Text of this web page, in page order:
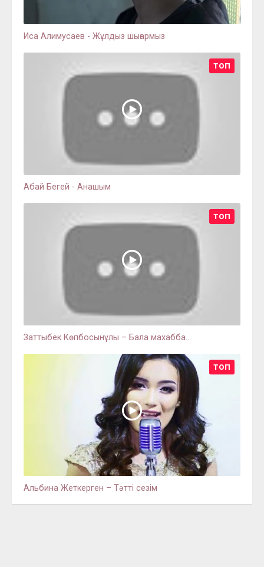
Иса Алимусаев - Жұлдыз шығармыз
ТОП
Абай Бегей - Анашым
ТОП
Заттыбек Көпбосынұлы – Бала махабба...
ТОП
Альбина Жеткерген – Тәтті сезім